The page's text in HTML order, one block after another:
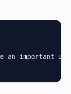
an important